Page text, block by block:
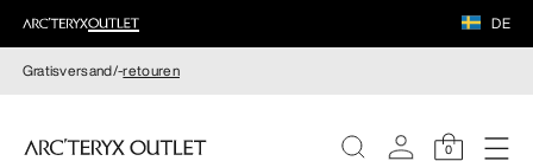
DE
Gratisversand/-retouren
0